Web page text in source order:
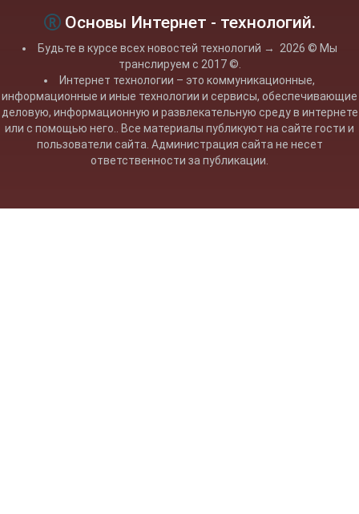
Основы Интернет - технологий.
Будьте в курсе всех новостей технологий → 2026 © Мы
транслируем с 2017 ©.
Интернет технологии – это коммуникационные,
информационные и иные технологии и сервисы, обеспечивающие
деловую, информационную и развлекательную среду в интернете
или с помощью него.. Все материалы публикуют на сайте гости и
пользователи сайта. Администрация сайта не несет
ответственности за публикации.